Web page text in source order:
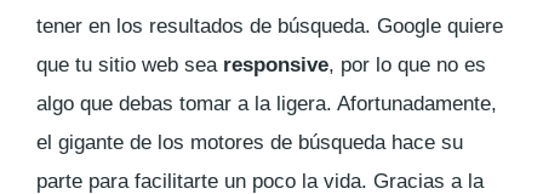
tener en los resultados de búsqueda. Google quiere
que tu sitio web sea responsive, por lo que no es
algo que debas tomar a la ligera. Afortunadamente,
el gigante de los motores de búsqueda hace su
parte para facilitarte un poco la vida. Gracias a la